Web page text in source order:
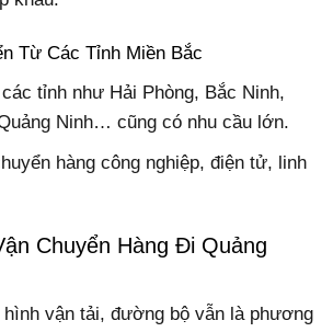
Từ Các Tỉnh Miền Bắc
tỉnh như Hải Phòng, Bắc Ninh,
Ninh… cũng có nhu cầu lớn.
hàng công nghiệp, điện tử, linh
Chuyển Hàng Đi Quảng
vận tải, đường bộ vẫn là phương